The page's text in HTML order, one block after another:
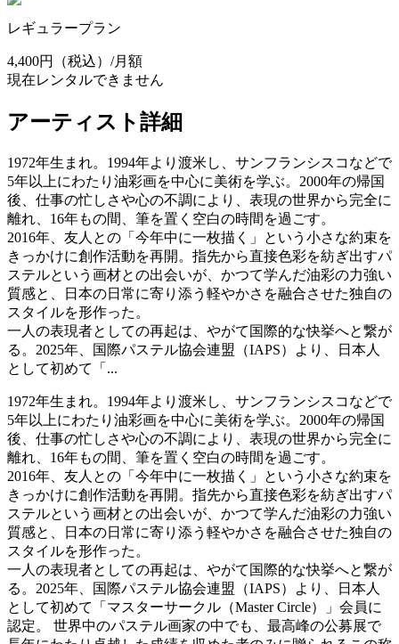
レギュラープラン
4,400円
（税込）/月額
現在レンタルできません
アーティスト詳細
1972年生まれ。1994年より渡米し、サンフランシスコなどで
5年以上にわたり油彩画を中心に美術を学ぶ。2000年の帰国
後、仕事の忙しさや心の不調により、表現の世界から完全に
離れ、16年もの間、筆を置く空白の時間を過ごす。
2016年、友人との「今年中に一枚描く」という小さな約束を
きっかけに創作活動を再開。指先から直接色彩を紡ぎ出すパ
ステルという画材との出会いが、かつて学んだ油彩の力強い
質感と、日本の日常に寄り添う軽やかさを融合させた独自の
スタイルを形作った。
一人の表現者としての再起は、やがて国際的な快挙へと繋が
る。2025年、国際パステル協会連盟（IAPS）より、日本人
として初めて「...
1972年生まれ。1994年より渡米し、サンフランシスコなどで
5年以上にわたり油彩画を中心に美術を学ぶ。2000年の帰国
後、仕事の忙しさや心の不調により、表現の世界から完全に
離れ、16年もの間、筆を置く空白の時間を過ごす。
2016年、友人との「今年中に一枚描く」という小さな約束を
きっかけに創作活動を再開。指先から直接色彩を紡ぎ出すパ
ステルという画材との出会いが、かつて学んだ油彩の力強い
質感と、日本の日常に寄り添う軽やかさを融合させた独自の
スタイルを形作った。
一人の表現者としての再起は、やがて国際的な快挙へと繋が
る。2025年、国際パステル協会連盟（IAPS）より、日本人
として初めて「マスターサークル（Master Circle）」会員に
認定。 世界中のパステル画家の中でも、最高峰の公募展で